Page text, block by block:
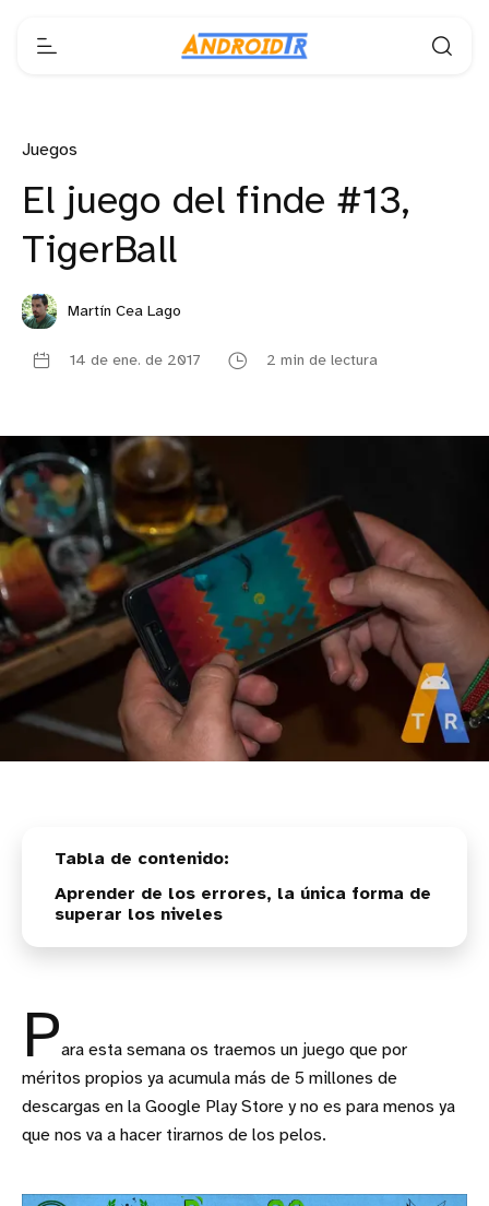
Juegos
El juego del finde #13,
TigerBall
Martín Cea Lago
14 de ene. de 2017 2 min de lectura
Aprender de los errores, la única forma de
superar los niveles
Para esta semana os traemos un juego que por
méritos propios ya acumula más de 5 millones de
descargas en la Google Play Store y no es para menos ya
que nos va a hacer tirarnos de los pelos.